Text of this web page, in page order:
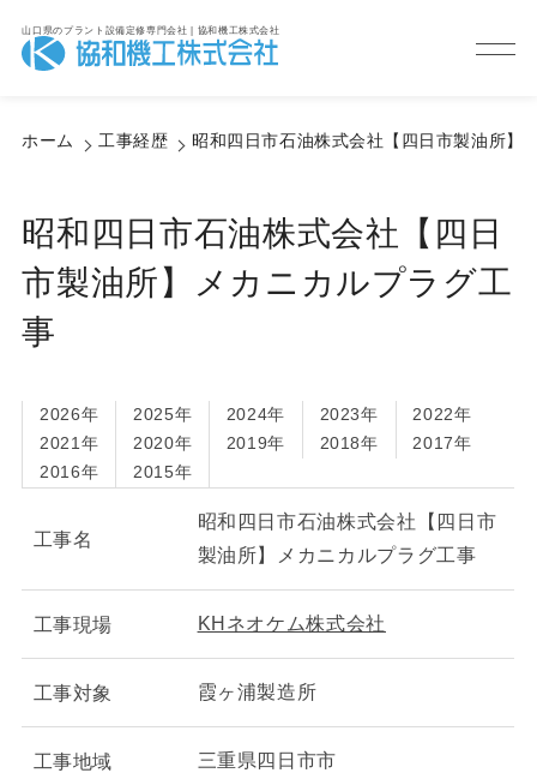
山口県のプラント設備定修専門会社 | 協和機工株式会社
Service
ホーム 工事経歴 昭和四日市石油株式会社【四日市製油所】
昭和四日市石油株式会社【四日
市製油所】メカニカルプラグ工
事
工事名
昭和四日市石油株式会社【四日市
製油所】メカニカルプラグ工事
工事現場 KHネオケム株式会社
工事対象 霞ヶ浦製造所
工事地域 三重県四日市市
2026年 2025年 2024年 2023年
2022年
2021年
2020年 2019年 2018年
2017年
2016年
2015年